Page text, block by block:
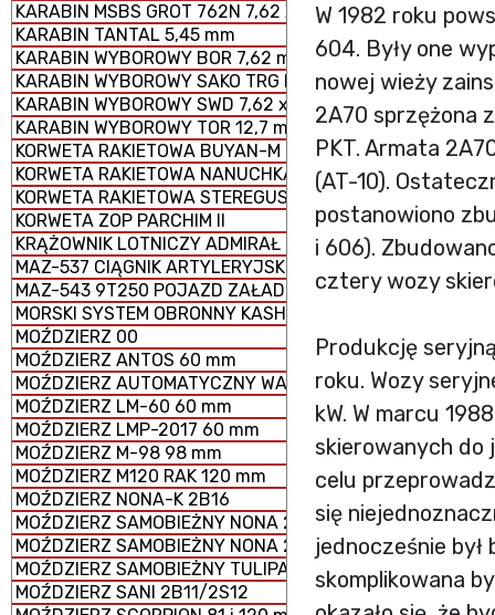
KARABIN MSBS GROT 762N 7,62 X 51 mm
KARABIN TANTAL 5,45 mm
KARABIN WYBOROWY BOR 7,62 mm
KARABIN WYBOROWY SAKO TRG M 10
KARABIN WYBOROWY SWD 7,62 x 54 mm R
KARABIN WYBOROWY TOR 12,7 mm
KORWETA RAKIETOWA BUYAN-M
KORWETA RAKIETOWA NANUCHKA III
KORWETA RAKIETOWA STEREGUSCHIY
KORWETA ZOP PARCHIM II
KRĄŻOWNIK LOTNICZY ADMIRAŁ KUZNIECOW
MAZ-537 CIĄGNIK ARTYLERYJSKI
MAZ-543 9T250 POJAZD ZAŁADOWCZY
MORSKI SYSTEM OBRONNY KASHTAN
MOŹDZIERZ 00
MOŹDZIERZ ANTOS 60 mm
MOŹDZIERZ AUTOMATYCZNY WASILOK 2B9
MOŹDZIERZ LM-60 60 mm
MOŹDZIERZ LMP-2017 60 mm
MOŹDZIERZ M-98 98 mm
MOŹDZIERZ M120 RAK 120 mm
MOŹDZIERZ NONA-K 2B16
MOŹDZIERZ SAMOBIEŻNY NONA 2S23-SWK
MOŹDZIERZ SAMOBIEŻNY NONA 2S9
MOŹDZIERZ SAMOBIEŻNY TULIPAN 2S4
MOŹDZIERZ SANI 2B11/2S12
W 1982 roku
604. Były one
nowej wieży
2A70 sprzężona
PKT. Armata
(AT-10).
postanowiono
i 606).
cztery wozy
Produkcję
roku. Wozy
kW. W marcu
skierowanych do
celu
się
jednocześnie
skomplikowana